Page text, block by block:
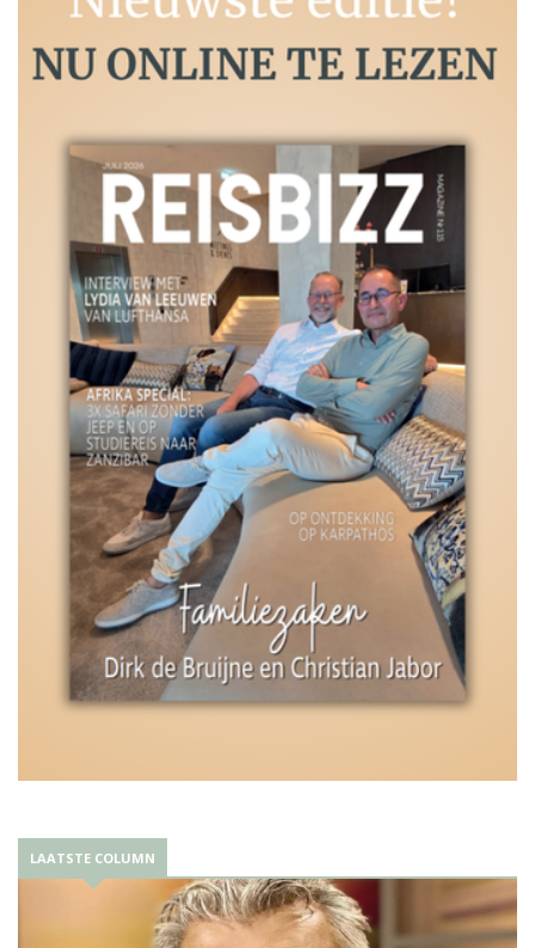
LAATSTE COLUMN